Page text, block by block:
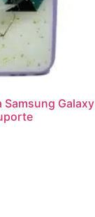
Samsung Galaxy